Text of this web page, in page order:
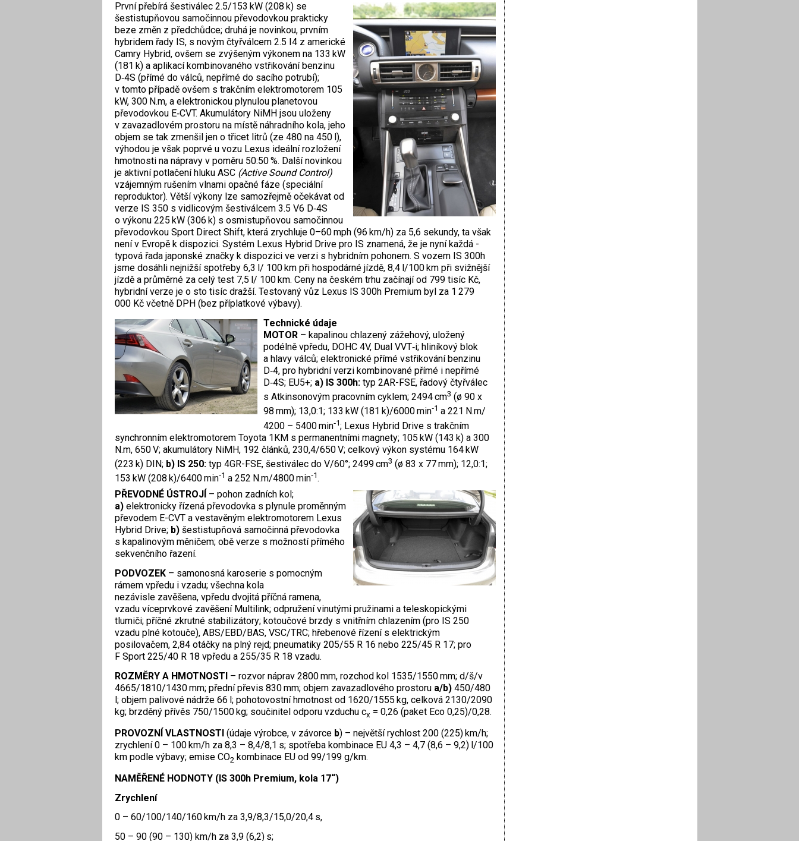
První přebírá šestiválec 2.5/153 kW (208 k) se
šestistupňovou samočinnou převodovkou prakticky
beze změn z předchůdce; druhá je novinkou, prvním
hybridem řady IS, s novým čtyřválcem 2.5 I4 z americké
Camry Hybrid, ovšem se zvýšeným výkonem na 133 kW
(181 k) a aplikací kombinovaného vstřikování benzinu
D‑4S (přímé do válců, nepřímé do sacího potrubí);
v tomto případě ovšem s trakčním elektromotorem 105
kW, 300 N.m, a elektronickou plynulou planetovou
převodovkou E‑CVT. Akumulátory NiMH jsou uloženy
v zavazadlovém prostoru na místě náhradního kola, jeho
objem se tak zmenšil jen o třicet litrů (ze 480 na 450 l),
výhodou je však poprvé u vozu Lexus ideální rozložení
hmotnosti na nápravy v poměru 50:50 %. Další novinkou
je aktivní potlačení hluku ASC (Active Sound Control)
vzájemným rušením vlnami opačné fáze (speciální
reproduktor). Větší výkony lze samozřejmě očekávat od
verze IS 350 s vidlicovým šestiválcem 3.5 V6 D‑4S
o výkonu 225 kW (306 k) s osmistupňovou samočinnou
převodovkou Sport Direct Shift, která zrychluje 0–60 mph (96 km/h) za 5,6 sekundy, ta však
není v Evropě k dispozici. Systém Lexus Hybrid Drive pro IS znamená, že je nyní každá -
typová řada japonské značky k dispozici ve verzi s hybridním pohonem. S vozem IS 300h
jsme dosáhli nejnižší spotřeby 6,3 l/ 100 km při hospodárné jízdě, 8,4 l/100 km při svižnější
jízdě a průměrné za celý test 7,5 l/ 100 km. Ceny na českém trhu začínají od 799 tisíc Kč,
hybridní verze je o sto tisíc dražší. Testovaný vůz Lexus IS 300h Premium byl za 1 279
000 Kč včetně DPH (bez příplatkové výbavy).
Technické údaje
MOTOR– kapalinou chlazený zážehový, uložený
podélně vpředu, DOHC 4V, Dual VVT‑i; hliníkový blok
a hlavy válců; elektronické přímé vstřikování benzinu
D‑4, pro hybridní verzi kombinované přímé i nepřímé
D‑4S; EU5+; a) IS 300h: typ 2AR-FSE, řadový čtyřválec
s Atkinsonovým pracovním cyklem; 2494 cm3 (ø 90 x
98 mm); 13,0:1; 133 kW (181 k)/6000 min‑1 a 221 N.m/
4200 – 5400 min‑1; Lexus Hybrid Drive s trakčním
synchronním elektromotorem Toyota 1KM s permanentními magnety; 105 kW (143 k) a 300
N.m, 650 V; akumulátory NiMH, 192 článků, 230,4/650 V; celkový výkon systému 164 kW
(223 k) DIN; b) IS 250:typ 4GR-FSE, šestiválec do V/60°; 2499 cm3 (ø 83 x 77 mm); 12,0:1;
153 kW (208 k)/6400 min‑1 a 252 N.m/4800 min‑1.
PŘEVODNÉ ÚSTROJÍ – pohon zadních kol;
a) elektronicky řízená převodovka s plynule proměnným
převodem E-CVT a vestavěným elektromotorem Lexus
Hybrid Drive; b) šestistupňová samočinná převodovka
s kapalinovým měničem; obě verze s možností přímého
sekvenčního řazení.
PODVOZEK– samonosná karoserie s pomocným
rámem vpředu i vzadu; všechna kola
nezávisle zavěšena, vpředu dvojitá příčná ramena,
vzadu víceprvkové zavěšení Multilink; odpružení vinutými pružinami a teleskopickými
tlumiči; příčné zkrutné stabilizátory; kotoučové brzdy s vnitřním chlazením (pro IS 250
vzadu plné kotouče), ABS/EBD/BAS, VSC/TRC; hřebenové řízení s elektrickým
posilovačem, 2,84 otáčky na plný rejd; pneumatiky 205/55 R 16 nebo 225/45 R 17; pro
F Sport 225/40 R 18 vpředu a 255/35 R 18 vzadu.
ROZMĚRY A HMOTNOSTI– rozvor náprav 2800 mm, rozchod kol 1535/1550 mm; d/š/v
4665/1810/1430 mm; přední převis 830 mm; objem zavazadlového prostoru a/b)450/480
l; objem palivové nádrže 66 l; pohotovostní hmotnost od 1620/1555 kg, celková 2130/2090
kg; brzděný přívěs 750/1500 kg; součinitel odporu vzduchu cx = 0,26 (paket Eco 0,25)/0,28.
PROVOZNÍ VLASTNOSTI(údaje výrobce, v závorce b) – největší rychlost 200 (225) km/h;
zrychlení 0 – 100 km/h za 8,3 – 8,4/8,1 s; spotřeba kombinace EU 4,3 – 4,7 (8,6 – 9,2) l/100
km podle výbavy; emise CO2 kombinace EU od 99/199 g/km.
NAMĚŘENÉ HODNOTY (IS 300h Premium, kola 17“)
Zrychlení
0 – 60/100/140/160 km/h za 3,9/8,3/15,0/20,4 s,
50 – 90 (90 – 130) km/h za 3,9 (6,2) s;